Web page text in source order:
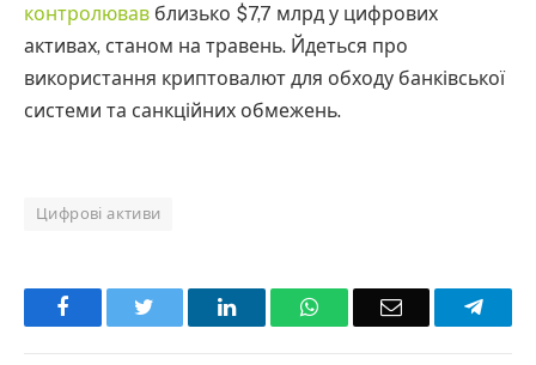
контролював близько $7,7 млрд у цифрових
активах, станом на травень. Йдеться про
використання криптовалют для обходу банківської
системи та санкційних обмежень.
Цифрові активи
Facebook LinkedInWhatsAppEmail